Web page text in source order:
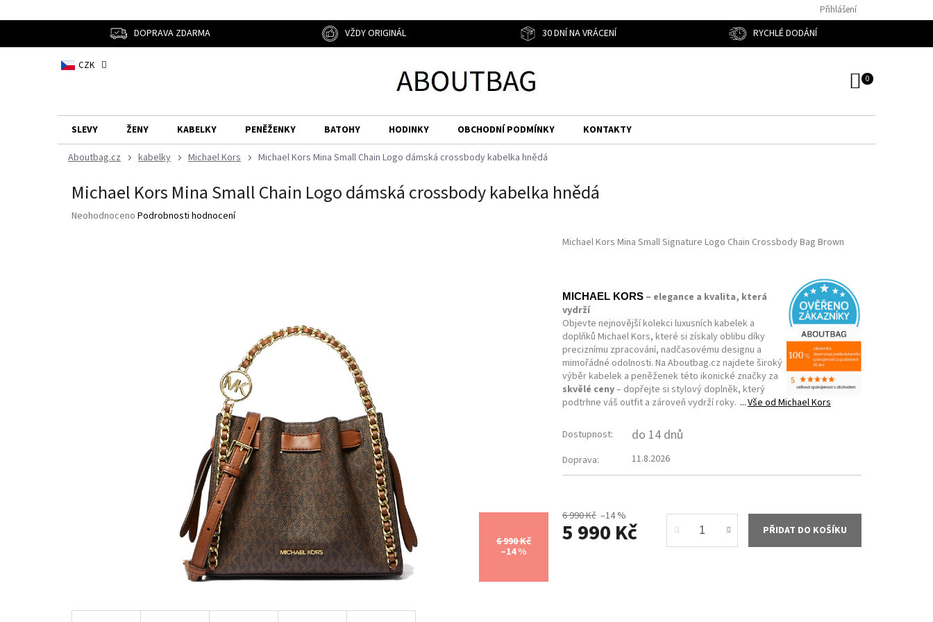
na
CZK
Přihlášení
DOPRAVA ZDARMA VŽDY ORIGINÁL 30 DNÍ NA VRÁCENÍ RYCHLÉ DODÁNÍ
SLEVY ŽENY KABELKY PENĚŽENKY BATOHY HODINKY OBCHODNÍ PODMÍNKY
KONTAKTY
kabelky
Michael Kors Michael Kors Mina Small Chain Logo dámská crossbody kabelka hnědá
Michael Kors Mina Small Chain Logo dámská crossbody kabelka hnědá
Průměrné
Neohodnoceno Podrobnosti hodnocení
6 990 Kč
–14 %
Michael Kors Mina Small Signature Logo Chain Crossbody Bag Brown
6 990 Kč –14 %
5 990 Kč PŘIDAT DO KOŠÍKU
MICHAEL KORS – elegance a kvalita, která
vydrží
Objevte nejnovější kolekci luxusních kabelek a
doplňků Michael Kors, které si získaly oblibu díky
preciznímu zpracování, nadčasovému designu a
mimořádné odolnosti. Na Aboutbag.cz najdete široký
výběr kabelek a peněženek této ikonické značky za
skvělé ceny– dopřejte si stylový doplněk, který
podtrhne váš outfit a zároveň vydrží roky.
Vše odMichael Kors
Dostupnost: do 14 dnů
Doprava: 11.8.2026